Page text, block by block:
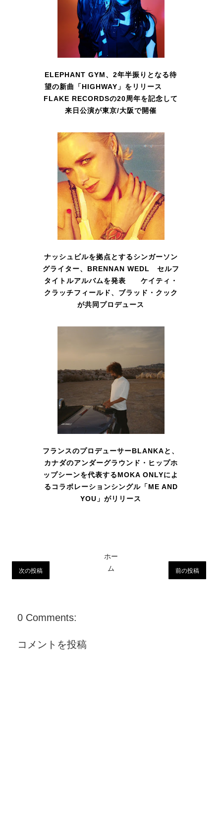
ELEPHANT GYM、2年半振りとなる待
望の新曲「HIGHWAY」をリリース
FLAKE RECORDSの20周年を記念して
来日公演が東京/大阪で開催
ナッシュビルを拠点とするシンガーソン
グライター、BRENNAN WEDL セルフ
タイトルアルバムを発表 ケイティ・
クラッチフィールド、ブラッド・クック
が共同プロデュース
フランスのプロデューサーBLANKAと、
カナダのアンダーグラウンド・ヒップホ
ップシーンを代表するMOKA ONLYによ
るコラボレーションシングル「ME AND
YOU」がリリース
次の投稿 前の投稿
ホー
ム
0 Comments:
コメントを投稿